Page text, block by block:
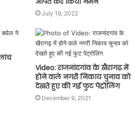
July 19, 2022
Video: राजनांदगांव के खैरागढ़ में
होने वाले नगरी निकाय चुनाव को
देखते हुए की गई फुट पेट्रोलिंग
December 9, 2021